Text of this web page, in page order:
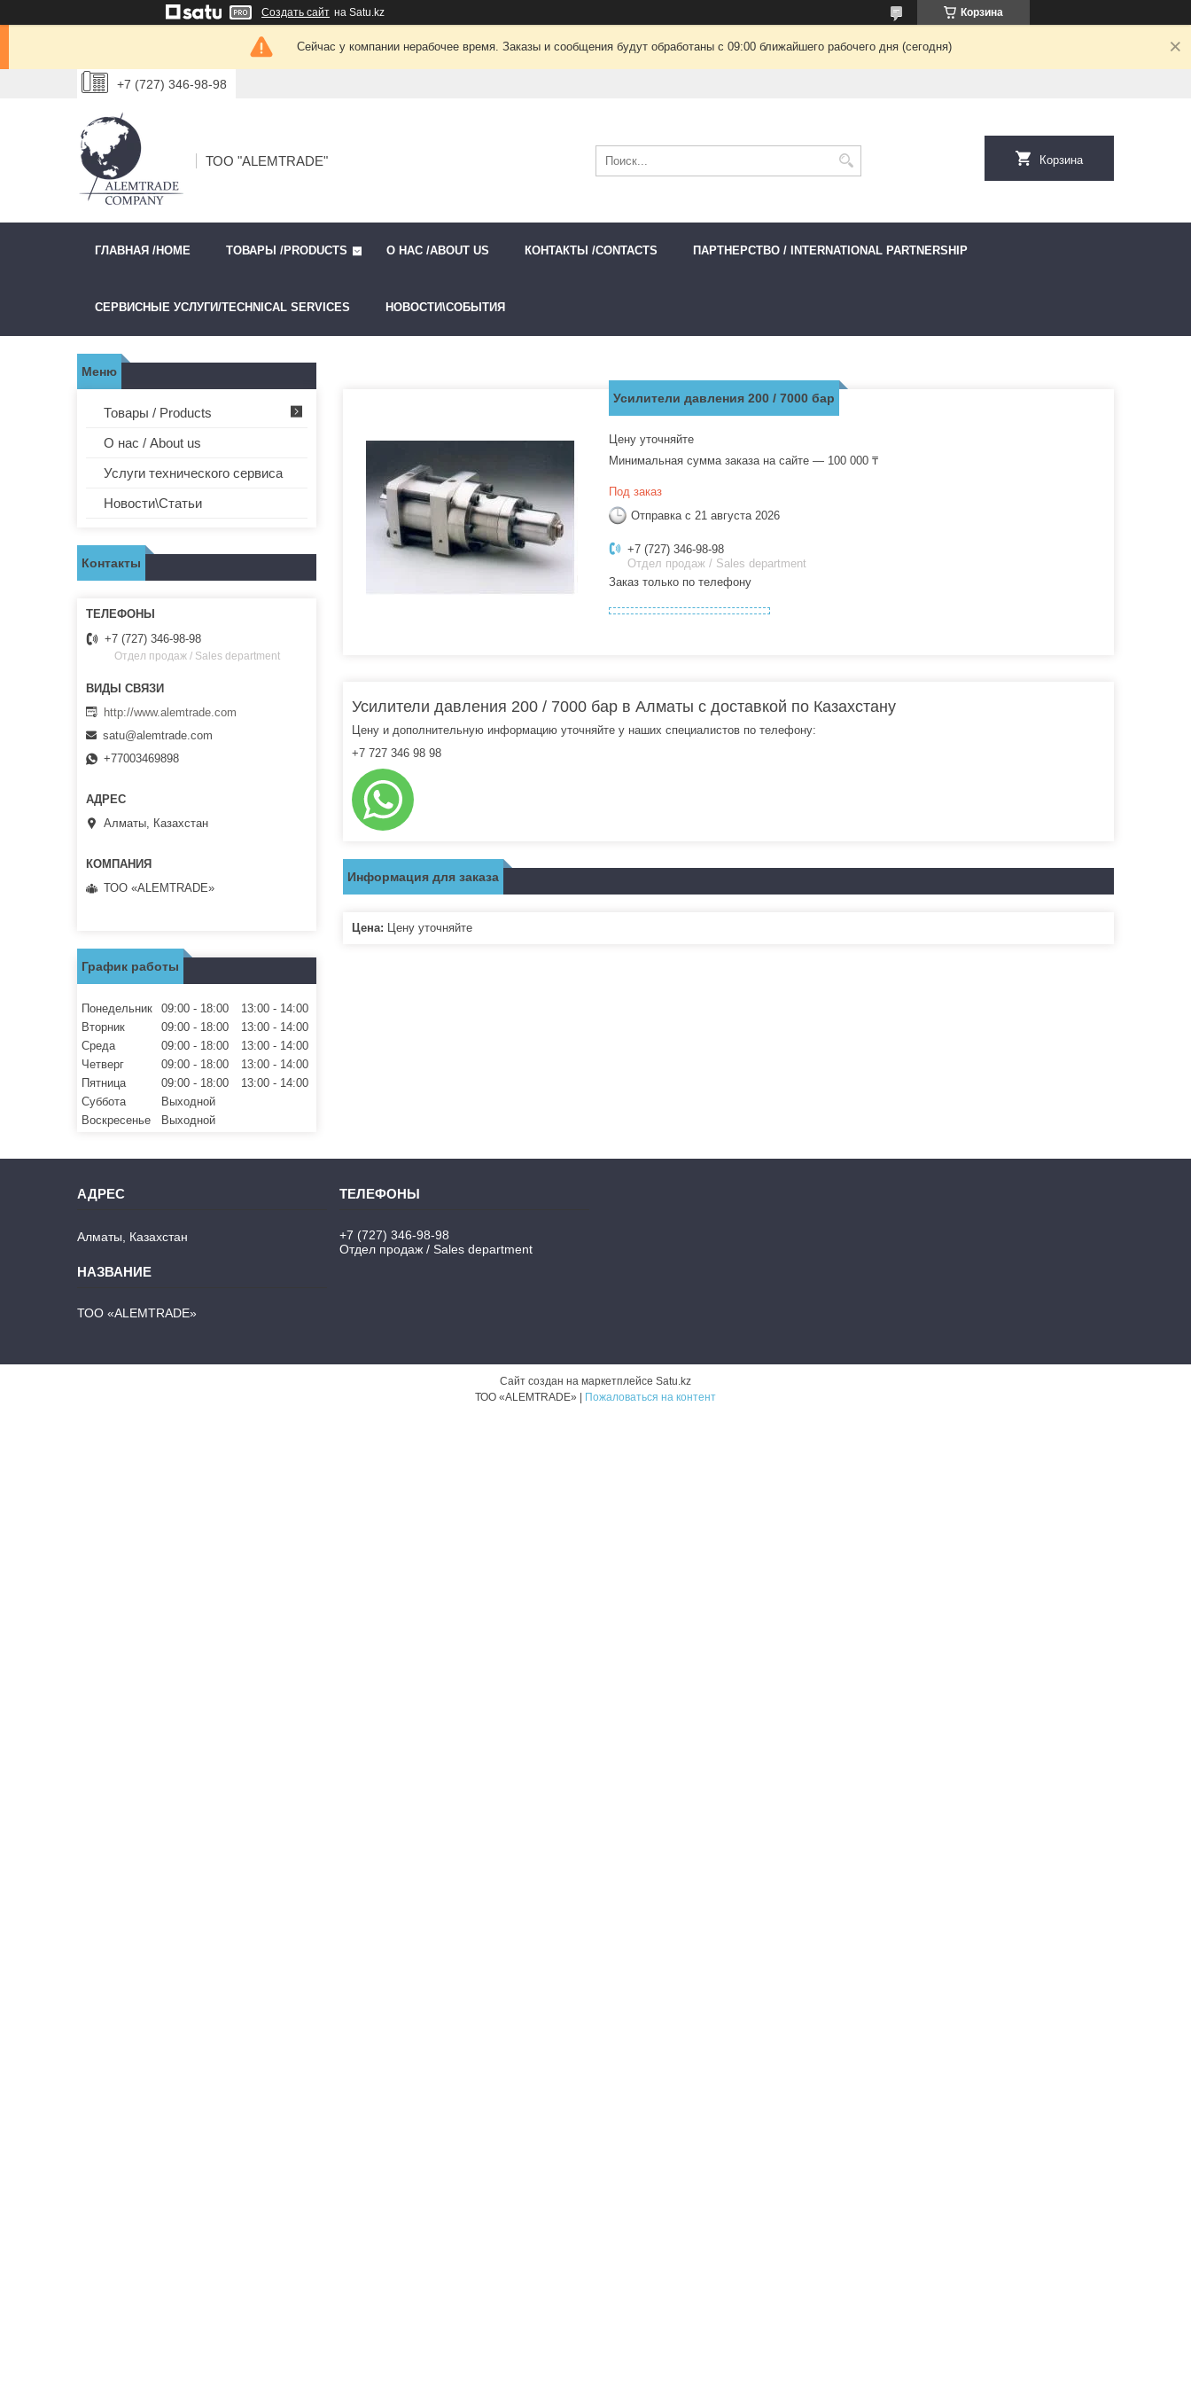
Создать сайт на Satu.kz Корзина
Сейчас у компании нерабочее время. Заказы и сообщения будут обработаны с 09:00 ближайшего рабочего дня (сегодня)
+7 (727) 346-98-98
ТОО "ALEMTRADE" Корзина
ГЛАВНАЯ /HOME ТОВАРЫ /PRODUCTS О НАС /ABOUT US КОНТАКТЫ /CONTACTS ПАРТНЕРСТВО / INTERNATIONAL PARTNERSHIP
СЕРВИСНЫЕ УСЛУГИ/TECHNICAL SERVICES НОВОСТИ\СОБЫТИЯ
Усилители давления 200 / 7000 бар
Цену уточняйте
Минимальная сумма заказа на сайте — 100 000 ₸
Под заказ
Отправка с 21 августа 2026
+7 (727) 346-98-98
Отдел продаж / Sales department
Заказ только по телефону
Усилители давления 200 / 7000 бар в Алматы с доставкой по Казахстану
Цену и дополнительную информацию уточняйте у наших специалистов по телефону:
+7 727 346 98 98
Информация для заказа
Цена: Цену уточняйте
Товары / Products
О нас / About us
Услуги технического сервиса
Новости\Статьи
Контакты
+7 (727) 346-98-98
Отдел продаж / Sales department
http://www.alemtrade.com
satu@alemtrade.com
+77003469898
Алматы, Казахстан
ТОО «ALEMTRADE»
График работы
Понедельник 09:00 18:00 13:00
14:00
Вторник
09:00 18:00 13:00
14:00
Среда
09:00 18:00 13:00
14:00
Четверг
09:00 18:00 13:00
14:00
Пятница
09:00 18:00 13:00
14:00
Суббота
Выходной
Воскресенье
Выходной
Алматы, Казахстан
ТОО «ALEMTRADE»
+7 (727) 346-98-98
Отдел продаж / Sales department
Сайт создан на маркетплейсе Satu.kz
ТОО «ALEMTRADE» | Пожаловаться на контент